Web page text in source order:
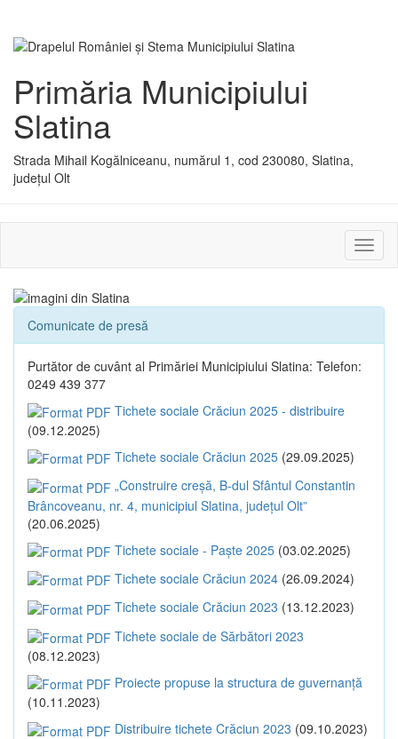
Primăria Municipiului
Slatina
Strada Mihail Kogălniceanu, numărul 1, cod 230080, Slatina,
județul Olt
sau
Comunicate de presă
Purtător de cuvânt al Primăriei Municipiului Slatina: Telefon:
0249 439 377
Tichete sociale Crăciun 2025 - distribuire
(09.12.2025)
Tichete sociale Crăciun 2025 (29.09.2025)
„Construire creșă, B-dul Sfântul Constantin
Brâncoveanu, nr. 4, municipiul Slatina, județul Olt”
(20.06.2025)
Tichete sociale - Paște 2025 (03.02.2025)
Tichete sociale Crăciun 2024 (26.09.2024)
Tichete sociale Crăciun 2023 (13.12.2023)
Tichete sociale de Sărbători 2023
(08.12.2023)
Proiecte propuse la structura de guvernanță
(10.11.2023)
Distribuire tichete Crăciun 2023 (09.10.2023)